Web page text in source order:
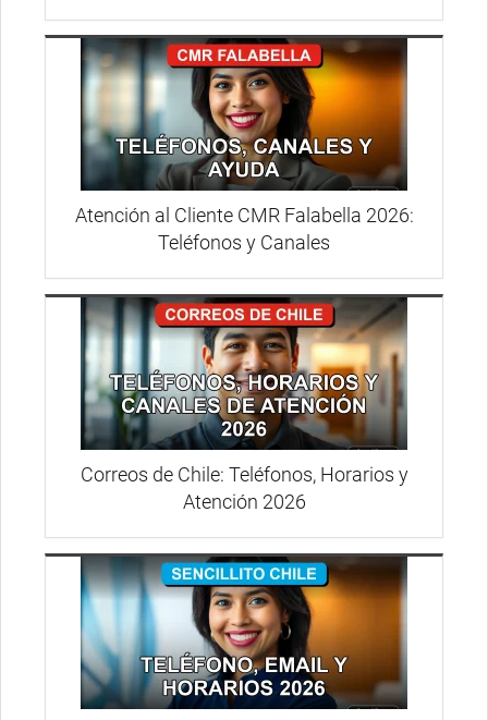
Atención al Cliente CMR Falabella 2026:
Teléfonos y Canales
Correos de Chile: Teléfonos, Horarios y
Atención 2026